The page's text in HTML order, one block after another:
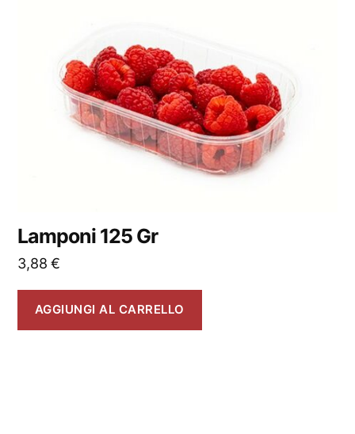
Lamponi 125 Gr
3,88€
AGGIUNGI AL CARRELLO